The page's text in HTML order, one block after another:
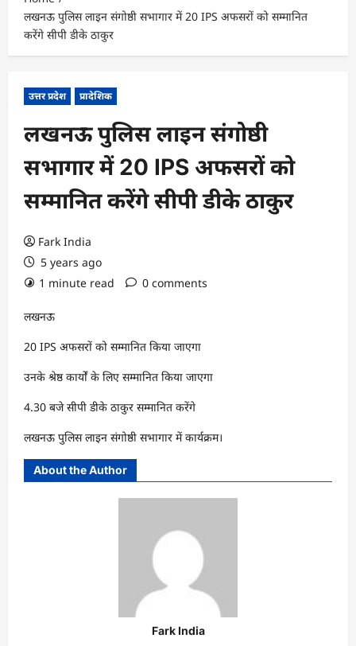
लखनऊ पुलिस लाइन संगोष्ठी सभागार में 20 IPS अफसरों को सम्मानित
करेंगे सीपी डीके ठाकुर
उत्तर प्रदेश प्रादेशिक
लखनऊ पुलिस लाइन संगोष्ठी
सभागार में 20 IPS अफसरों को
सम्मानित करेंगे सीपी डीके ठाकुर
Fark India
5 years ago
1 minute read
0 comments
लखनऊ
20 IPS अफसरों को सम्मानित किया जाएगा
उनके श्रेष्ठ कार्यों के लिए सम्मानित किया जाएगा
4.30 बजे सीपी डीके ठाकुर सम्मानित करेंगे
लखनऊ पुलिस लाइन संगोष्ठी सभागार में कार्यक्रम।
About the Author
Fark India